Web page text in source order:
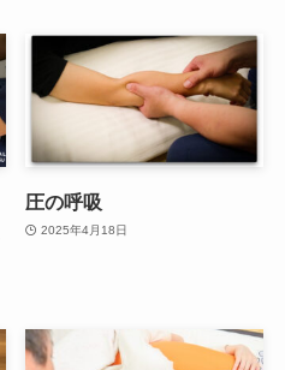
圧の呼吸
2025年4月18日